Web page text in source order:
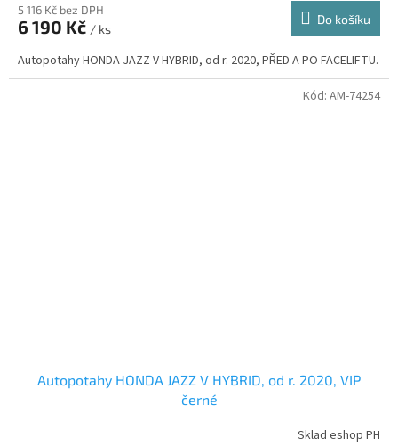
5 116 Kč bez DPH
6 190 Kč / ks
Do košíku
Autopotahy HONDA JAZZ V HYBRID, od r. 2020, PŘED A PO FACELIFTU.
Autopotahy HONDA JAZZ V HYBRID, od r. 2020, VIP
černé
Sklad eshop PH
Kód: AM-74254